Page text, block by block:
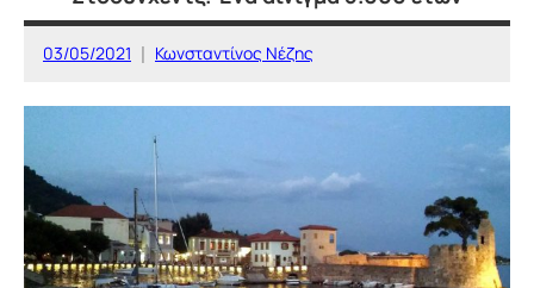
03/05/2021 Κωνσταντίνος Νέζης